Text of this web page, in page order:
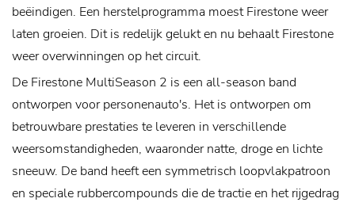
beëindigen. Een herstelprogramma moest Firestone weer
laten groeien. Dit is redelijk gelukt en nu behaalt Firestone
weer overwinningen op het circuit.
De Firestone MultiSeason 2 is een all-season band
ontworpen voor personenauto's. Het is ontworpen om
betrouwbare prestaties te leveren in verschillende
weersomstandigheden, waaronder natte, droge en lichte
sneeuw. De band heeft een symmetrisch loopvlakpatroon
en speciale rubbercompounds die de tractie en het rijgedrag